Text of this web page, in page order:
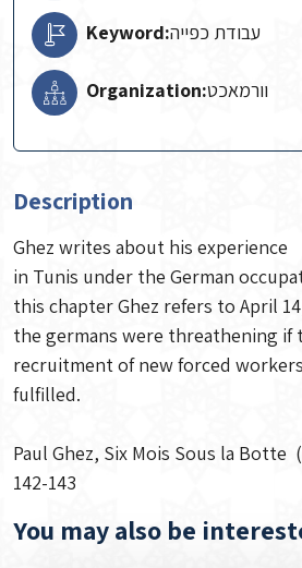
Keyword:עבודת כפייה
Organization:וורמאכט
Description
Ghez writes about his experience
in Tunis under the German
this chapter Ghez refers to April
the germans were threathening if
recruitment of new forced
fulfilled.
Paul Ghez, Six Mois Sous la Botte
142-143
You may also be